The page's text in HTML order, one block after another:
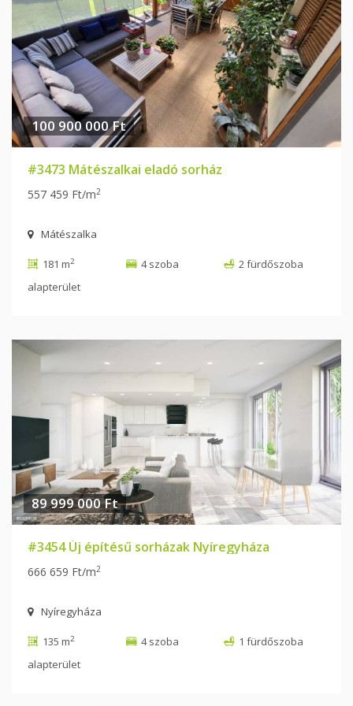
100 900 000 Ft
#3473 Mátészalkai eladó sorház
557 459 Ft/m2
Mátészalka
181 m2
alapterület
4 szoba 2 fürdőszoba
89 999 000 Ft
#3454 Új építésű sorházak Nyíregyháza
666 659 Ft/m2
Nyíregyháza
135 m2
alapterület
4 szoba 1 fürdőszoba